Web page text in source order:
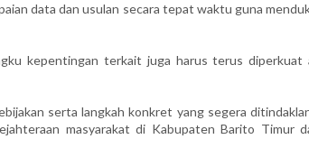
data dan usulan secara tepat waktu guna
kepentingan terkait juga harus terus diperkuat
serta langkah konkret yang segera
masyarakat di Kabupaten Barito Timur